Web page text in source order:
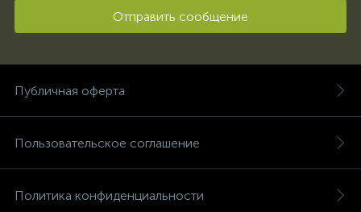
Отправить сообщение
Публичная оферта
Пользовательское соглашение
Политика конфиденциальности